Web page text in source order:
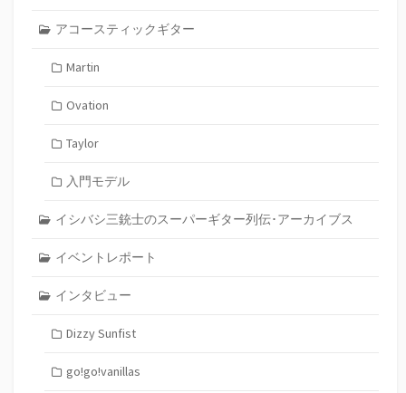
アコースティックギター
Martin
Ovation
Taylor
入門モデル
イシバシ三銃士のスーパーギター列伝･アーカイブス
イベントレポート
インタビュー
Dizzy Sunfist
go!go!vanillas